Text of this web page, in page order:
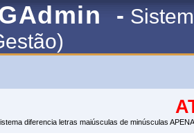
-
diferencia letras maiúsculas de minúsculas